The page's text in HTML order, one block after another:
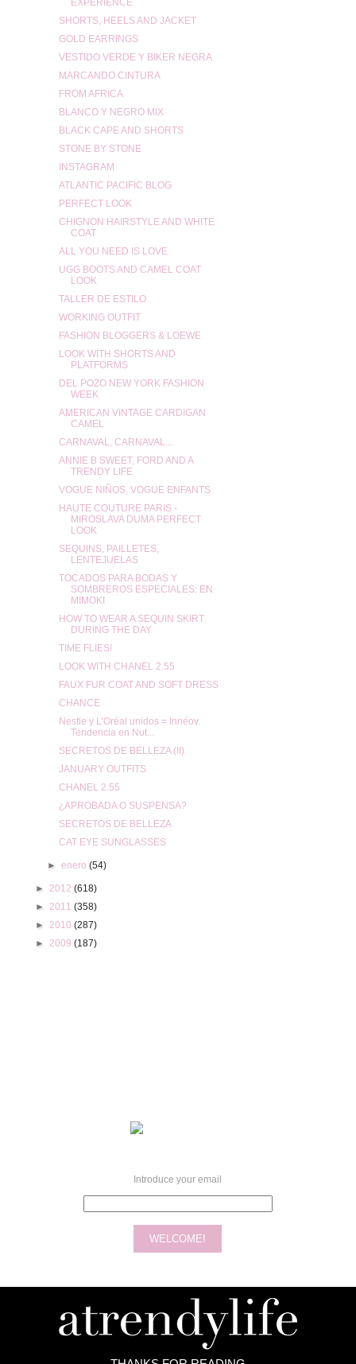
SHORTS, HEELS AND JACKET
GOLD EARRINGS
VESTIDO VERDE Y BIKER NEGRA
MARCANDO CINTURA
FROM AFRICA
BLANCO Y NEGRO MIX
BLACK CAPE AND SHORTS
STONE BY STONE
INSTAGRAM
ATLANTIC PACIFIC BLOG
PERFECT LOOK
CHIGNON HAIRSTYLE AND WHITE
COAT
ALL YOU NEED IS LOVE
UGG BOOTS AND CAMEL COAT
LOOK
TALLER DE ESTILO
WORKING OUTFIT
FASHION BLOGGERS & LOEWE
LOOK WITH SHORTS AND
PLATFORMS
DEL POZO NEW YORK FASHION
WEEK
AMERICAN VINTAGE CARDIGAN
CAMEL
CARNAVAL, CARNAVAL...
ANNIE B SWEET, FORD AND A
TRENDY LIFE
VOGUE NIÑOS, VOGUE ENFANTS
HAUTE COUTURE PARIS -
MIROSLAVA DUMA PERFECT
LOOK
SEQUINS, PAILLETES,
LENTEJUELAS
TOCADOS PARA BODAS Y
SOMBREROS ESPECIALES: EN
MIMOKI
HOW TO WEAR A SEQUIN SKIRT
DURING THE DAY
TIME FLIES!
LOOK WITH CHANEL 2.55
FAUX FUR COAT AND SOFT DRESS
CHANCE
Nestle y L’Oréal unidos = Innéov.
Tendencia en Nut...
SECRETOS DE BELLEZA (II)
JANUARY OUTFITS
CHANEL 2.55
¿APROBADA O SUSPENSA?
SECRETOS DE BELLEZA
CAT EYE SUNGLASSES
► enero (54)
► 2012(618)
► 2011(358)
► 2010(287)
► 2009(187)
Introduce your email